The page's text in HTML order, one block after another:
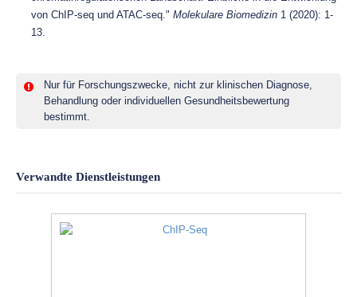
von ChIP-seq und ATAC-seq." Molekulare Biomedizin 1 (2020): 1-
13.
Nur für Forschungszwecke, nicht zur klinischen Diagnose,
Behandlung oder individuellen Gesundheitsbewertung
bestimmt.
Verwandte Dienstleistungen